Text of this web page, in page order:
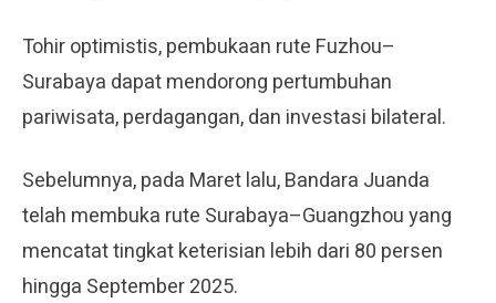
Tohir optimistis, pembukaan rute Fuzhou–
Surabaya dapat mendorong pertumbuhan
pariwisata, perdagangan, dan investasi bilateral.
Sebelumnya, pada Maret lalu, Bandara Juanda
telah membuka rute Surabaya–Guangzhou yang
mencatat tingkat keterisian lebih dari 80 persen
hingga September 2025.